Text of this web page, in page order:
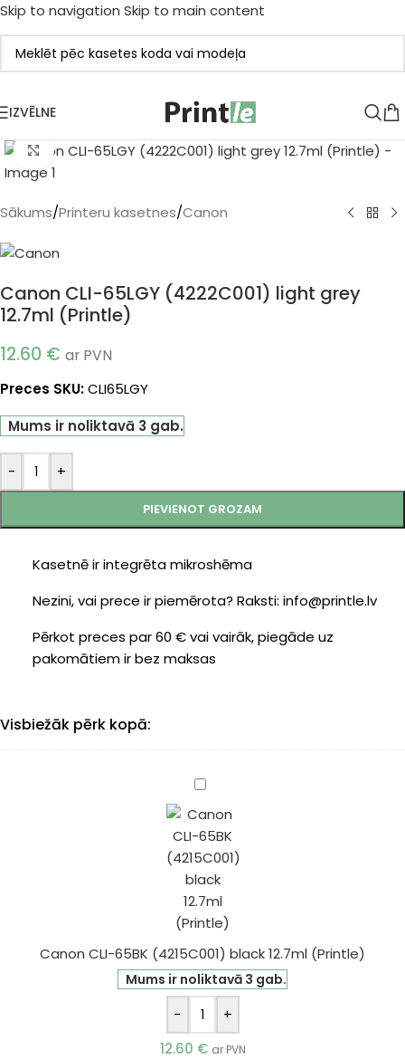
Skip to navigation Skip to main content
IZVĒLNE
Klikšķiniet, lai palielinātu
Sākums/Printeru kasetnes/Canon
Canon CLI-65LGY (4222C001) light grey
12.7ml (Printle)
12.60 € ar PVN
Preces SKU:CLI65LGY
Mums ir noliktavā 3 gab.
- +
PIEVIENOT GROZAM
Kasetnē ir integrēta mikroshēma
Nezini, vai prece ir piemērota? Raksti: info@printle.lv
Pērkot preces par 60 € vai vairāk, piegāde uz
pakomātiem ir bez maksas
Visbiežāk pērk kopā:
Canon
65BK
(4215C001)
black
12.7ml
(Printle)
Canon CLI-65BK (4215C001) black 12.7ml (Printle)
Mums ir noliktavā 3 gab.
-
+
12.60 € ar PVN